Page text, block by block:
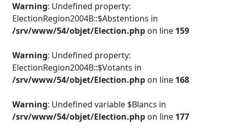
Warning: Undefined property:
ElectionRegion2004B::$Abstentions in
/srv/www/54/objet/Election.php on line 159
Warning: Undefined property:
ElectionRegion2004B::$Votants in
/srv/www/54/objet/Election.php on line 168
Warning: Undefined variable $Blancs in
/srv/www/54/objet/Election.php on line 177